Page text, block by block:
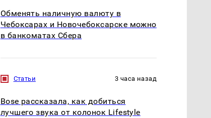
Обменять наличную валюту в
Чебоксарах и Новочебоксарске можно
в банкоматах Сбера
Статьи 3 часа назад
Bose рассказала, как добиться
лучшего звука от колонок Lifestyle